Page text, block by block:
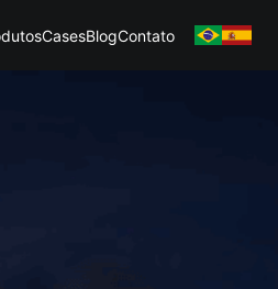
CasesBlogContato